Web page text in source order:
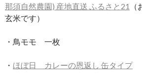
那須自然農園) 産地直送 ふるさと21
玄米です）
・鳥モモ 一枚
・ ほぼ日 カレーの恩返し 缶タイプ